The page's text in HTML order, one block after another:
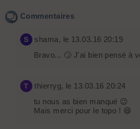
Commentaires
S shama, le 13.03.16 20:19
Bravo... 🙄 J'ai bien pensé à
T thierryg, le 13.03.16 20:24
tu nous as bien manqué 😉
Mais merci pour le topo ! 😄